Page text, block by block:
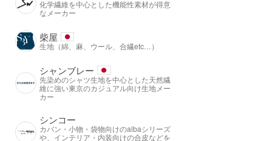
化学繊維を中心とした機能性素材が得意
なメーカー
柴屋
生地（綿、麻、ウール、合繊etc…）
シャンブレー
先染めのシャツ生地を中心とした天然繊
維に強い東京のカジュアル向け生地メー
カー
シンコー
カバン・小物・袋物向けのalbaシリーズ
や、インテリア・内装向けの合皮などを